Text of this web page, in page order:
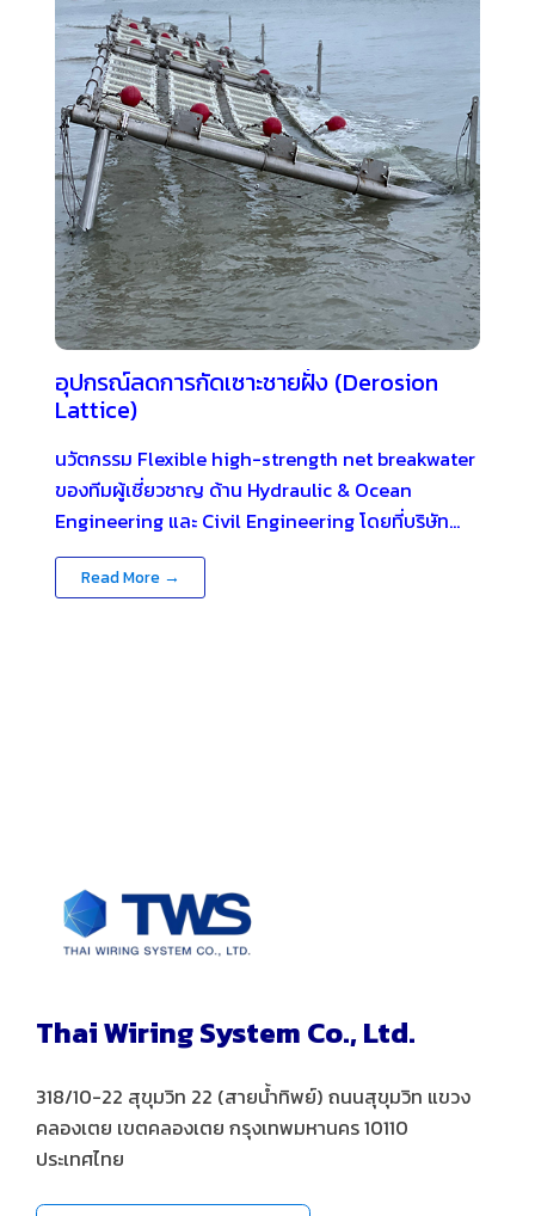
อุปกรณ์ลดการกัดเซาะชายฝั่ง (Derosion
Lattice)
นวัตกรรม Flexible high-strength net breakwater
ของทีมผู้เชี่ยวชาญ ด้าน Hydraulic & Ocean
Engineering และ Civil Engineering โดยที่บริษัท
ไทย ไวร์ริ่ง ซิสเต็ม จำกัด ได้นำมาศึกษาวิจัยร่วมกับ
สถาบันวิจัยทรัพยากรทางน้ำ จุฬาลงกรณ์มหาวิทยาลัย,
สามารถใช้งานได้มีประสิทธิภาพตามจุดมุ่งหมายในการ
ลดพลังงานคลื่นและดักจับสะสมตะกอนทราย
Read More →
Thai Wiring System Co., Ltd.
318/10-22 สุขุมวิท 22 (สายน้ำทิพย์) ถนนสุขุมวิท แขวง
คลองเตย เขตคลองเตย กรุงเทพมหานคร 10110
ประเทศไทย